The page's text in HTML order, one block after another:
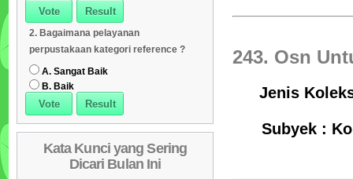
2. Bagaimana pelayanan
perpustakaan kategori reference ?
A. Sangat Baik
B. Baik
Kata Kunci yang Sering
Dicari Bulan Ini
243. Osn
Jenis
Subyek :